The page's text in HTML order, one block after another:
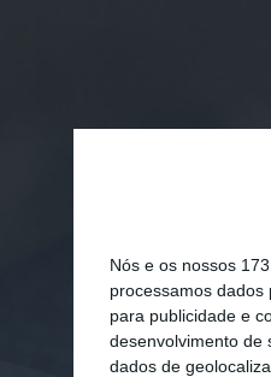
Nós e os nossos
processamos
para publicidade e
desenvolvimento de
dados de